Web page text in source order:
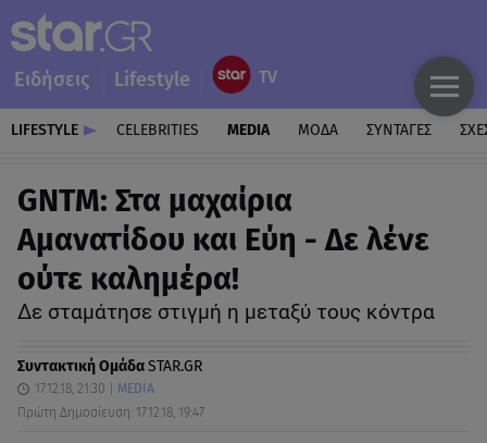
Ειδήσεις Lifestyle
LIFESTYLE CELEBRITIES MEDIA ΜΟΔΑ ΣΥΝΤΑΓΕΣ
GNTM: Στα μαχαίρια
Αμανατίδου και Εύη - Δε λένε
ούτε καλημέρα!
Δε σταμάτησε στιγμή η μεταξύ τους κόντρα
Συντακτική ΟμάδαSTAR.GR
17.12.18, 21:30
MEDIA
Πρώτη Δημοσίευση: 17.12.18, 19:47